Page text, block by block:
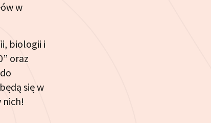
w
biologii i
oraz
się w
nich!